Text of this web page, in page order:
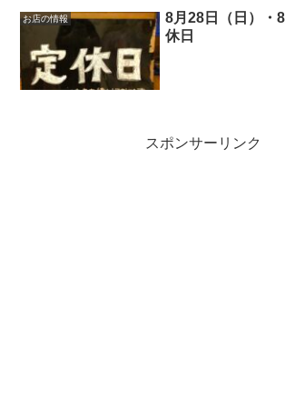
お店の情報
8月28日（日）・
休日￼
スポンサーリンク